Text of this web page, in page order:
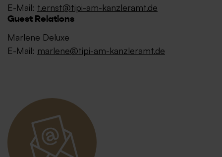
E-Mail: t.ernst@tipi-am-kanzleramt.de
Guest Relations
Marlene Deluxe
E-Mail: marlene@tipi-am-kanzleramt.de